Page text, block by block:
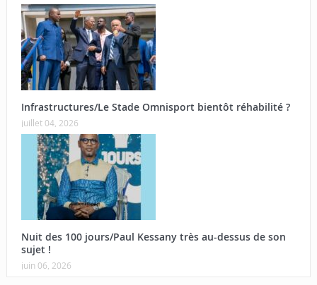
Infrastructures/Le Stade Omnisport bientôt réhabilité ?
juillet 04, 2026
Nuit des 100 jours/Paul Kessany très au-dessus de son
sujet !
juin 06, 2026